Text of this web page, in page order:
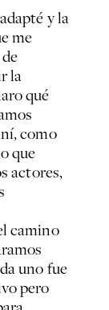
y la
me
la
qué
como
que
actores,
camino
uno fue
pero